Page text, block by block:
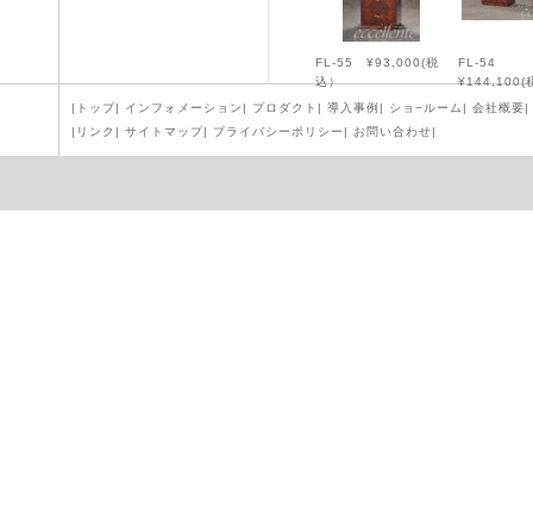
FL-55 ¥93,000(税
込）
FL-54
¥144,100(
| トップ| インフォメーション | プロダクト | 導入事例 | ショ−ルーム | 会社概要|
| リンク | サイトマップ| プライバシーポリシー | お問い合わせ|